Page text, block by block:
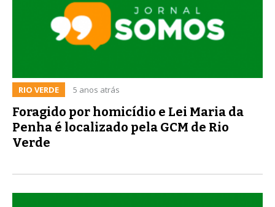
RIO VERDE 5 anos atrás
Foragido por homicídio e Lei Maria da
Penha é localizado pela GCM de Rio
Verde